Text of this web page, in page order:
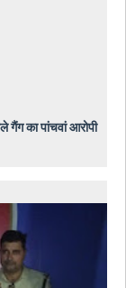
गैंग का पांचवां आरोपी